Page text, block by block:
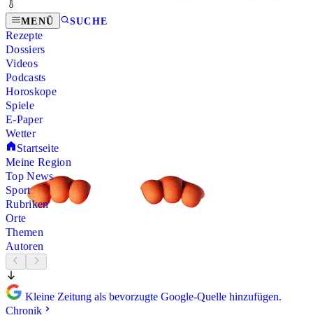
MENÜ SUCHE
Rezepte
Dossiers
Videos
Podcasts
Horoskope
Spiele
E-Paper
Wetter
Startseite
Meine Region
Top News
Sport
Rubriken
Orte
Themen
Autoren
Kleine Zeitung als bevorzugte Google-Quelle hinzufügen.
Chronik